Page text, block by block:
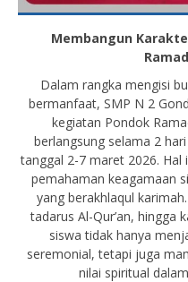
Membangun
Dalam rangka mengisi
bermanfaat, SMP N 2
kegiatan Pondok
berlangsung selama 2
tanggal 2-7 maret 2026.
pemahaman keagamaan
yang berakhlaqul
tadarus Al-Qur’an, hingga
siswa tidak hanya
seremonial, tetapi juga
nilai spiritual